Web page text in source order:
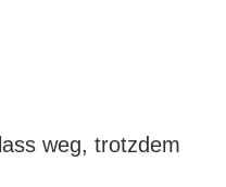
weg, trotzdem